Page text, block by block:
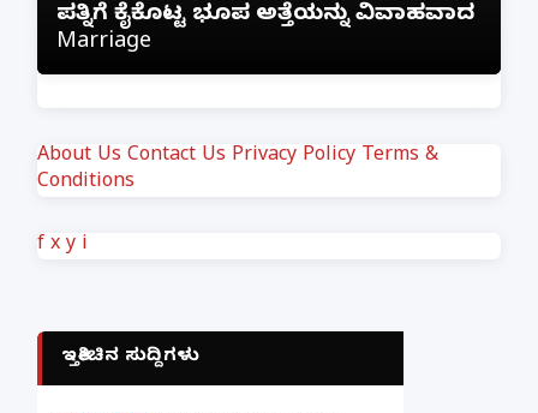
ಪತ್ನಿಗೆ ಕೈಕೊಟ್ಟ ಭೂಪ ಅತ್ತೆಯನ್ನು ವಿವಾಹವಾದ
Marriage
About Us Contact Us Privacy Policy Terms &
Conditions
f x y i
ಇತ್ತೀಚಿನ ಸುದ್ದಿಗಳು